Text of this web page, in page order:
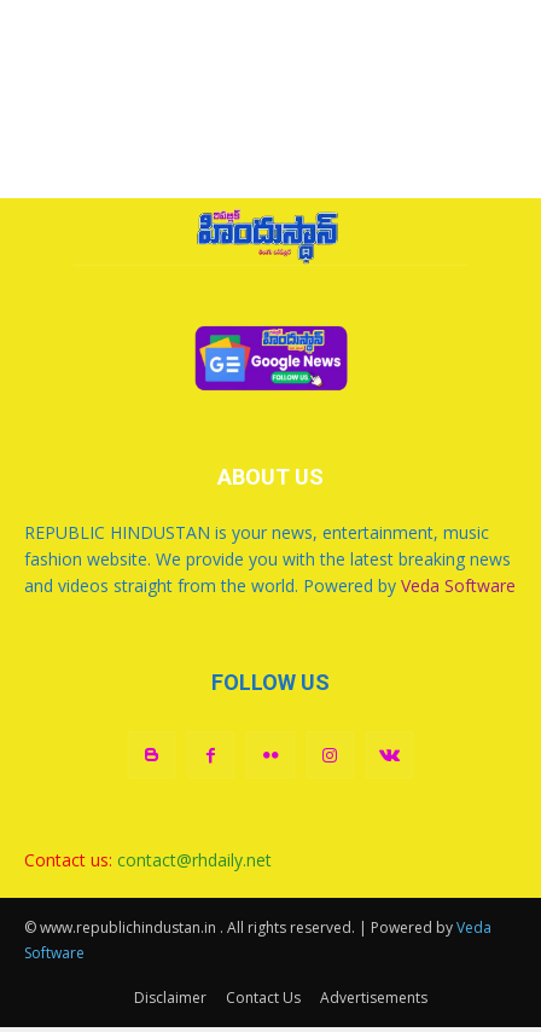
ABOUT US
REPUBLIC HINDUSTAN is your news, entertainment, music
fashion website. We provide you with the latest breaking news
and videos straight from the world. Powered by Veda Software
FOLLOW US
Contact us: contact@rhdaily.net
© www.republichindustan.in . All rights reserved. | Powered byVeda
Software
Disclaimer Contact Us Advertisements